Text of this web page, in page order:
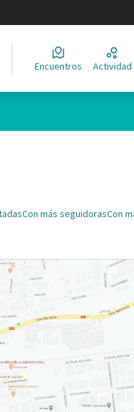
Encuentros Actividad
Con más seguidorasCon